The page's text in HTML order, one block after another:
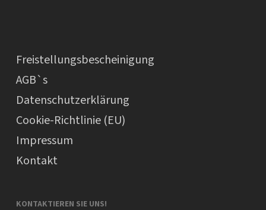
Freistellungsbescheinigung
AGB`s
Datenschutzerklärung
Cookie-Richtlinie (EU)
Impressum
Kontakt
KONTAKTIEREN SIE UNS!